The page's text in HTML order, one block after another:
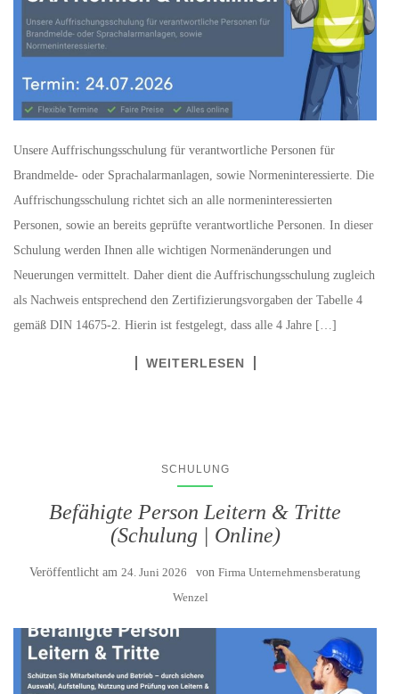
Unsere Auffrischungsschulung für verantwortliche Personen für
Brandmelde- oder Sprachalarmanlagen, sowie Normeninteressierte. Die
Auffrischungsschulung richtet sich an alle normeninteressierten
Personen, sowie an bereits geprüfte verantwortliche Personen. In dieser
Schulung werden Ihnen alle wichtigen Normenänderungen und
Neuerungen vermittelt. Daher dient die Auffrischungsschulung zugleich
als Nachweis entsprechend den Zertifizierungsvorgaben der Tabelle 4
gemäß DIN 14675-2. Hierin ist festgelegt, dass alle 4 Jahre […]
WEITERLESEN
SCHULUNG
Befähigte Person Leitern & Tritte
(Schulung | Online)
Veröffentlicht am 24. Juni 2026 von Firma Unternehmensberatung
Wenzel